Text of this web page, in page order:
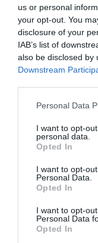
us or personal
your opt-out. You
disclosure of your
IAB’s list of
also be disclosed by
Downstream
Please note that
not limited to your
grant or deny
use your data for
consent section.
Personal Data
I want to opt-
personal data.
Opted In
I want to opt-
Personal Data.
Opted In
I want to opt-
Personal Data
Opted In
fenntartott
biztonsági és
mélygarázs is áll
egyik
belvárostól. A
előnyöket és